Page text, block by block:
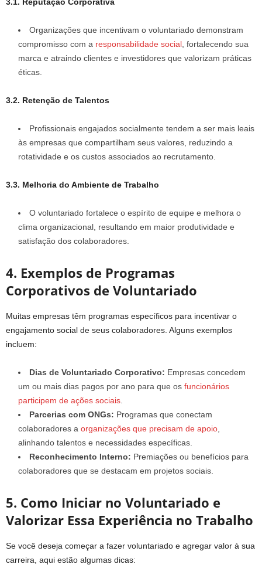
Organizações que incentivam o voluntariado demonstram
compromisso com a responsabilidade social , fortalecendo sua
marca e atraindo clientes e investidores que valorizam práticas
éticas.
3.2. Retenção de Talentos
Profissionais engajados socialmente tendem a ser mais leais
às empresas que compartilham seus valores, reduzindo a
rotatividade e os custos associados ao recrutamento.
3.3. Melhoria do Ambiente de Trabalho
O voluntariado fortalece o espírito de equipe e melhora o
clima organizacional, resultando em maior produtividade e
satisfação dos colaboradores.
4. Exemplos de Programas
Corporativos de Voluntariado
Muitas empresas têm programas específicos para incentivar o
engajamento social de seus colaboradores. Alguns exemplos
incluem:
Dias de Voluntariado Corporativo: Empresas concedem
um ou mais dias pagos por ano para que os funcionários
participem de ações sociais
Parcerias com ONGs: Programas que conectam
colaboradores a organizações que precisam de apoio
alinhando talentos e necessidades específicas.
Reconhecimento Interno: Premiações ou benefícios para
colaboradores que se destacam em projetos sociais.
5. Como Iniciar no Voluntariado e
Valorizar Essa Experiência no Trabalho
Se você deseja começar a fazer voluntariado e agregar valor à sua
carreira, aqui estão algumas dicas: